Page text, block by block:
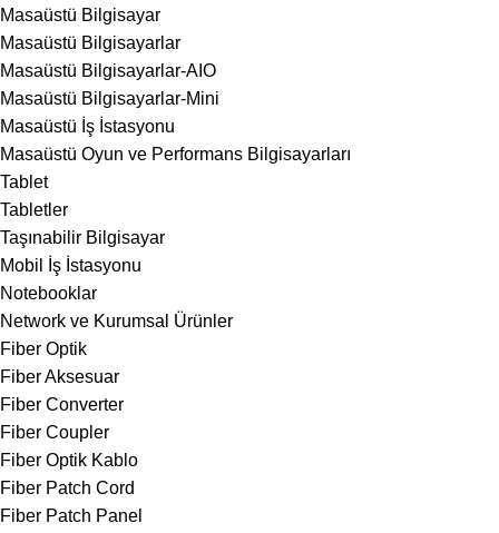
Masaüstü Bilgisayar
Masaüstü Bilgisayarlar
Masaüstü Bilgisayarlar-AIO
Masaüstü Bilgisayarlar-Mini
Masaüstü İş İstasyonu
Masaüstü Oyun ve Performans Bilgisayarları
Tablet
Tabletler
Taşınabilir Bilgisayar
Mobil İş İstasyonu
Notebooklar
Network ve Kurumsal Ürünler
Fiber Optik
Fiber Aksesuar
Fiber Converter
Fiber Coupler
Fiber Optik Kablo
Fiber Patch Cord
Fiber Patch Panel